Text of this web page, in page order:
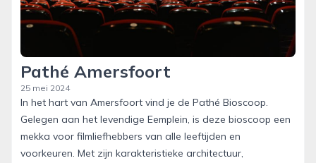
Pathé Amersfoort
25 mei 2024
In het hart van Amersfoort vind je de Pathé Bioscoop.
Gelegen aan het levendige Eemplein, is deze bioscoop een
mekka voor filmliefhebbers van alle leeftijden en
voorkeuren. Met zijn karakteristieke architectuur,